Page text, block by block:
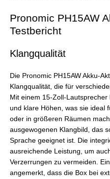
Pronomic PH15AW
Testbericht
Klangqualität
Die Pronomic PH15AW Akku-
Klangqualität, die für
Mit einem 15-Zoll-
und klare Höhen, was sie ideal
oder in größeren Räumen
ausgewogenen Klangbild, das
Sprache geeignet ist. Die
ausreichende Leistung, um
Verzerrungen zu vermeiden.
angemerkt, dass die Box bei